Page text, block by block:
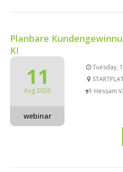
Planbare
KI
11
Aug 2026
webinar
Tuesday,
Hessam